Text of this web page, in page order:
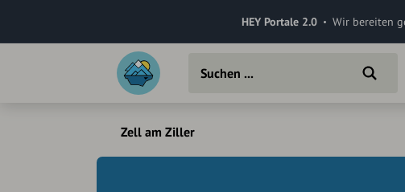
HEY Portale 2.0 Wir bereiten
Zell am Ziller